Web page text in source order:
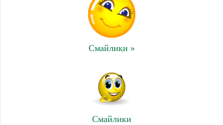
Смайлики »
Смайлики